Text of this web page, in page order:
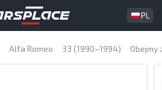
PL
Alfa Romeo 33 (1990–1994) Obejmy